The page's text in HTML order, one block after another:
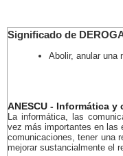
Significado de
Abolir, anular una
ANESCU - Informática
La informática, las
vez más importantes en las
comunicaciones, tener una
mejorar sustancialmente el